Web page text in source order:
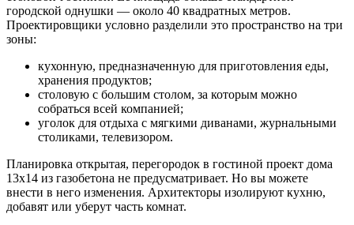
городской однушки — около 40 квадратных метров.
Проектировщики условно разделили это пространство на три
зоны:
кухонную, предназначенную для приготовления еды,
хранения продуктов;
столовую с большим столом, за которым можно
собраться всей компанией;
уголок для отдыха с мягкими диванами, журнальными
столиками, телевизором.
Планировка открытая, перегородок в гостиной проект дома
13х14 из газобетона не предусматривает. Но вы можете
внести в него изменения. Архитекторы изолируют кухню,
добавят или уберут часть комнат.